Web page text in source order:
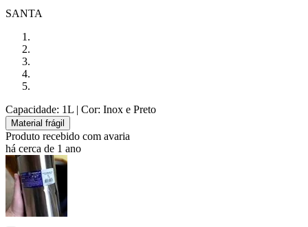
SANTA
Capacidade: 1L | Cor: Inox e Preto
Material frágil
Produto recebido com avaria
há cerca de 1 ano